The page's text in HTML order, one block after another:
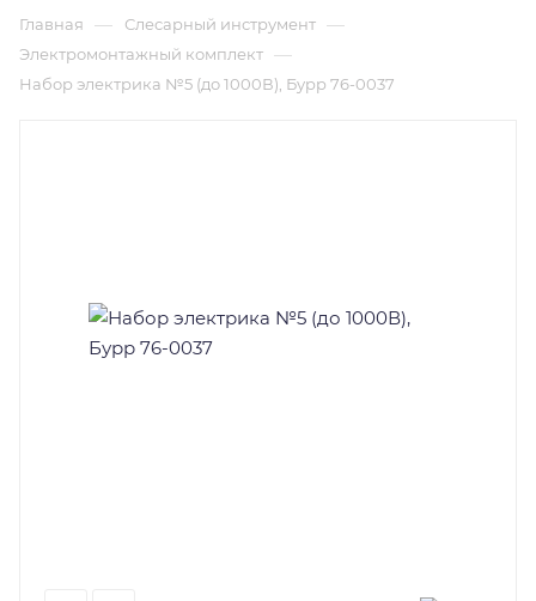
Главная — Слесарный инструмент —
Электромонтажный комплект —
Набор электрика №5 (до 1000В), Бурр 76-0037